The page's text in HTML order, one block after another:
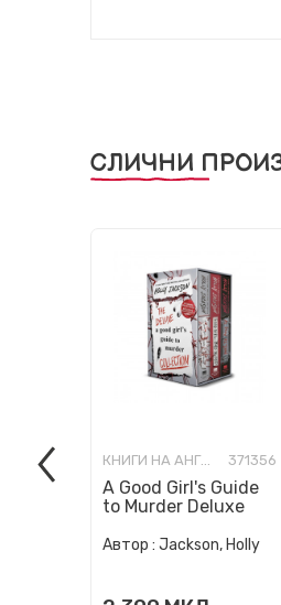
СЛИЧНИ
КНИГИ НА АНГЛИСКИ ЈАЗИК 371356
A Good Girl's Guide
to Murder Deluxe
Set: Special Deluxe
Автор : Jackson, Holly